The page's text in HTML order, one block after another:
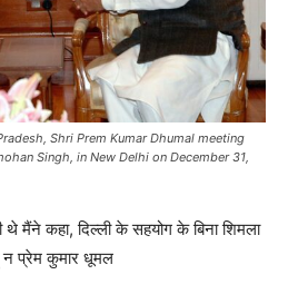
Shri Prem Kumar Dhumal meeting
Singh, in New Delhi on December 31,
थे मैंने कहा, दिल्ली के सहयोग के बिना शिमला
न प्रेम कुमार धूमल